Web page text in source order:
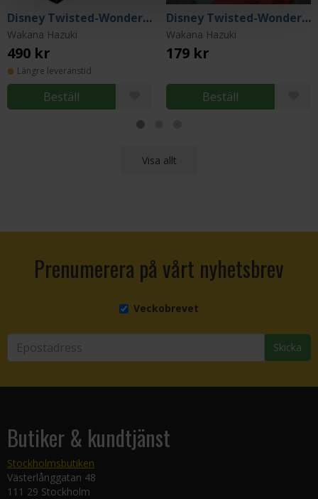
Disney Twisted-Wonderland Manga - Heartslabyul Box Set
Wakana Hazuki
490 kr
Längre leveranstid
Beställ
Disney Twisted-Wonderland The Manga: Book of Heartslabyul Vol 1
Wakana Hazuki
179 kr
Beställ
Visa allt
Prenumerera på vårt nyhetsbrev
Veckobrevet
Skicka
Butiker & kundtjänst
Stockholmsbutiken
Västerlånggatan 48
111 29 Stockholm